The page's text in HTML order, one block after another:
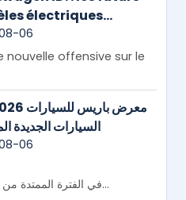
électriques
quels prix pour le
?
06
nouvelle offensive sur le
السيارات الجديدة
06
في الفترة الممتدة من 12 إلى 18 أكتوبر 2026، يعود م...